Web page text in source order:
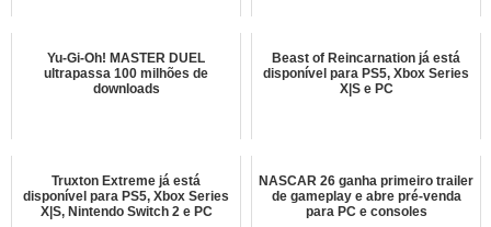
Yu-Gi-Oh! MASTER DUEL
ultrapassa 100 milhões de
downloads
Beast of Reincarnation já está
disponível para PS5, Xbox Series
X|S e PC
Truxton Extreme já está
disponível para PS5, Xbox Series
X|S, Nintendo Switch 2 e PC
NASCAR 26 ganha primeiro trailer
de gameplay e abre pré-venda
para PC e consoles